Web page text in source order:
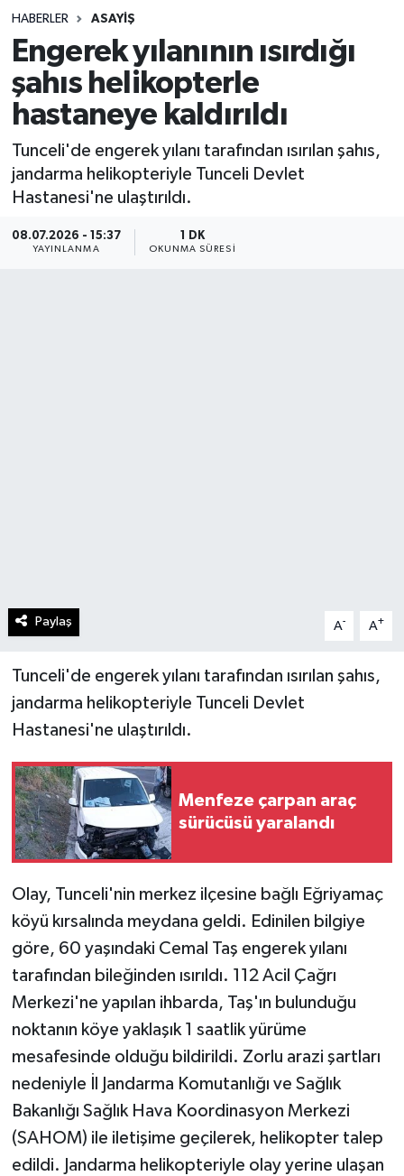
HABERLER ASAYIŞ
Engerek yılanının ısırdığı
şahıs helikopterle
hastaneye kaldırıldı
Tunceli'de engerek yılanı tarafından ısırılan şahıs,
jandarma helikopteriyle Tunceli Devlet
Hastanesi'ne ulaştırıldı.
08.07.2026 - 15:37
YAYINLANMA
1 DK
OKUNMA SÜRESI
Paylaş A- A+
Tunceli'de engerek yılanı tarafından ısırılan şahıs,
jandarma helikopteriyle Tunceli Devlet
Hastanesi'ne ulaştırıldı.
Menfeze çarpan araç
sürücüsü yaralandı
Olay, Tunceli'nin merkez ilçesine bağlı Eğriyamaç
köyü kırsalında meydana geldi. Edinilen bilgiye
göre, 60 yaşındaki Cemal Taş engerek yılanı
tarafından bileğinden ısırıldı. 112 Acil Çağrı
Merkezi'ne yapılan ihbarda, Taş'ın bulunduğu
noktanın köye yaklaşık 1 saatlik yürüme
mesafesinde olduğu bildirildi. Zorlu arazi şartları
nedeniyle İl Jandarma Komutanlığı ve Sağlık
Bakanlığı Sağlık Hava Koordinasyon Merkezi
(SAHOM) ile iletişime geçilerek, helikopter talep
edildi. Jandarma helikopteriyle olay yerine ulaşan
Spor
Teknoloji
Yaşam